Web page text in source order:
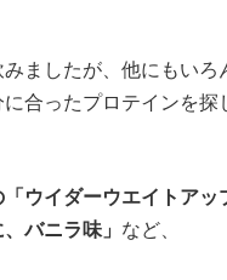
ましたが、他にもいろ
合ったプロテインを探
ウイダーウエイトアッ
バニラ味」 など、